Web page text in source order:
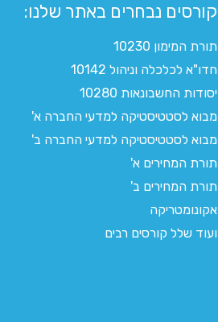
קורסים נבחרים באתר שלנו:​
תורת המימון 10230
חדו"א לכלכלה וניהול 10142
יסודות החשבונאות 10280
מבוא לסטטיסטיקה למדעי החברה א'
מבוא לסטטיסטיקה למדעי החברה ב'
תורת המחירים א'
תורת המחירים ב'
אקונומטריקה
ועוד שלל קורסים רבים